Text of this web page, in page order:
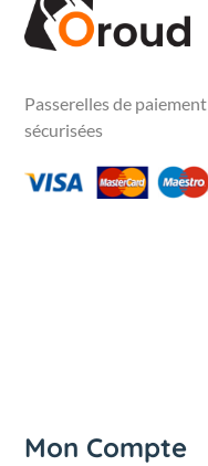
Passerelles de paiement
sécurisées
Mon Compte